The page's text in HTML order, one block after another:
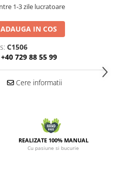
1-3 zile lucratoare
ADAUGA IN COS
C1506
+40 729 88 55 99
Cere informatii
REALIZATE 100% MANUAL
Cu pasiune si bucurie